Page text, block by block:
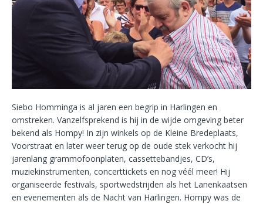
Siebo Homminga is al jaren een begrip in Harlingen en
omstreken. Vanzelfsprekend is hij in de wijde omgeving beter
bekend als Hompy! In zijn winkels op de Kleine Bredeplaats,
Voorstraat en later weer terug op de oude stek verkocht hij
jarenlang grammofoonplaten, cassettebandjes, CD’s,
muziekinstrumenten, concerttickets en nog véél meer! Hij
organiseerde festivals, sportwedstrijden als het Lanenkaatsen
en evenementen als de Nacht van Harlingen. Hompy was de